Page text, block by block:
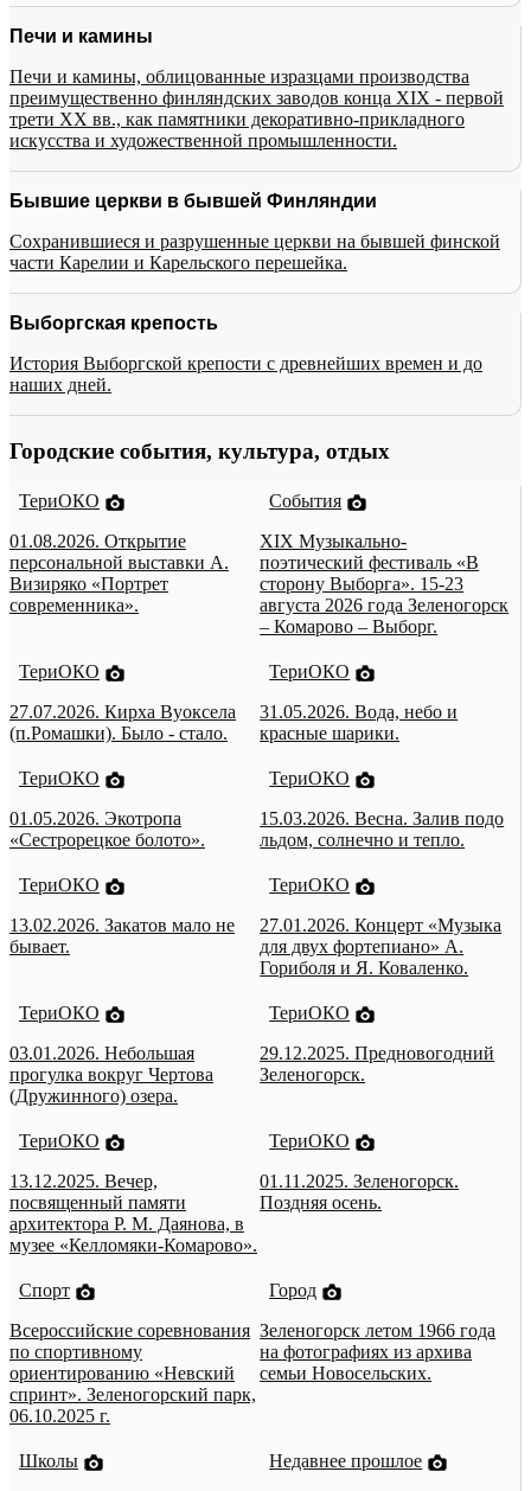
Печи и камины
Печи и камины, облицованные изразцами производства
преимущественно финляндских заводов конца XIX - первой
трети XX вв., как памятники декоративно-прикладного
искусства и художественной промышленности.
Бывшие церкви в бывшей Финляндии
Сохранившиеся и разрушенные церкви на бывшей финской
части Карелии и Карельского перешейка.
Выборгская крепость
История Выборгской крепости с древнейших времен и до
наших дней.
Городские события, культура, отдых
ТериОКО
01.08.2026. Открытие
персональной выставки А.
Визиряко «Портрет
современника».
События
XIX Музыкально-
поэтический фестиваль «В
сторону Выборга». 15-23
августа 2026 года Зеленогорск
– Комарово – Выборг.
ТериОКО
27.07.2026. Кирха Вуоксела
(п.Ромашки). Было - стало.
ТериОКО
31.05.2026. Вода, небо и
красные шарики.
ТериОКО
01.05.2026. Экотропа
«Сестрорецкое болото».
ТериОКО
15.03.2026. Весна. Залив подо
льдом, солнечно и тепло.
ТериОКО
13.02.2026. Закатов мало не
бывает.
ТериОКО
27.01.2026. Концерт «Музыка
для двух фортепиано» А.
Гориболя и Я. Коваленко.
ТериОКО
03.01.2026. Небольшая
прогулка вокруг Чертова
(Дружинного) озера.
ТериОКО
29.12.2025. Предновогодний
Зеленогорск.
ТериОКО
13.12.2025. Вечер,
посвященный памяти
архитектора Р. М. Даянова, в
музее «Келломяки-Комарово».
ТериОКО
01.11.2025. Зеленогорск.
Поздняя осень.
Спорт
Всероссийские соревнования
по спортивному
ориентированию «Невский
спринт». Зеленогорский парк,
06.10.2025 г.
Город
Зеленогорск летом 1966 года
на фотографиях из архива
семьи Новосельских.
Школы
Недавнее прошлое